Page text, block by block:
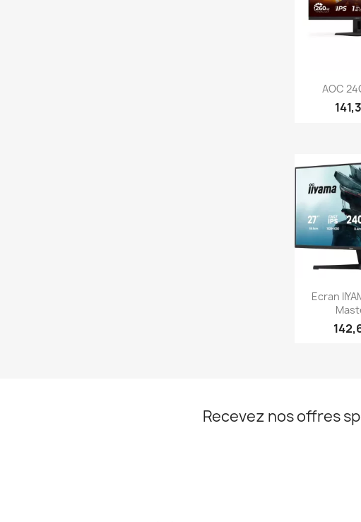
AOC

Ecran
Recevez nos offres